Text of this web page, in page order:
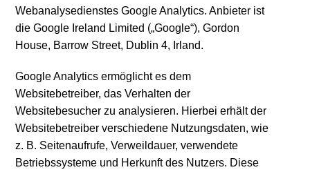
Webanalysedienstes Google Analytics. Anbieter ist
die Google Ireland Limited („Google“), Gordon
House, Barrow Street, Dublin 4, Irland.
Google Analytics ermöglicht es dem
Websitebetreiber, das Verhalten der
Websitebesucher zu analysieren. Hierbei erhält der
Websitebetreiber verschiedene Nutzungsdaten, wie
z. B. Seitenaufrufe, Verweildauer, verwendete
Betriebssysteme und Herkunft des Nutzers. Diese